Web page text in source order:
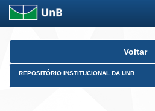
Skip
Voltar
REPOSITÓRIO INSTITUCIONAL DA UNB